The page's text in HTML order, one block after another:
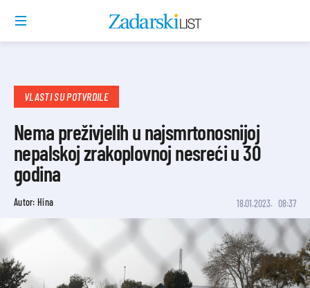
VLASTI SU POTVRDILE
Nema preživjelih u najsmrtonosnijoj
nepalskoj zrakoplovnoj nesreći u 30
godina
Autor: Hina 18.01.2023. 08:37